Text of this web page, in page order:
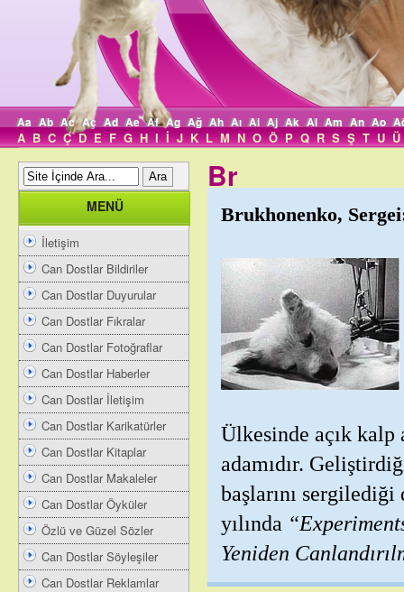
Aa Ab Ac Aç Ad Ae Af Ag Ağ Ah Aı Ai Aj Ak Al Am An Ao
A B C Ç D E F G H I İ J K L M N O Ö P Q R S Ş T U Ü
MENÜ
İletişim
Can Dostlar Bildiriler
Can Dostlar Duyurular
Can Dostlar Fıkralar
Can Dostlar Fotoğraflar
Can Dostlar Haberler
Can Dostlar İletişim
Can Dostlar Karikatürler
Can Dostlar Kitaplar
Can Dostlar Makaleler
Can Dostlar Öyküler
Özlü ve Güzel Sözler
Can Dostlar Söyleşiler
Can Dostlar Reklamlar
Br
Brukhonenko,
Ülkesinde açık
adamıdır.
başlarını
yılında
Yeniden